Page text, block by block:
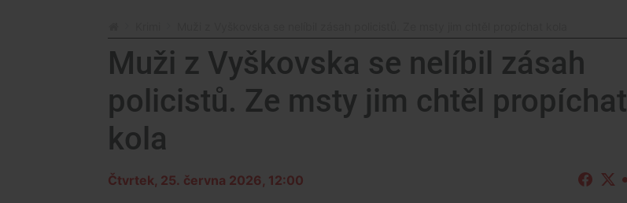
Muži z Vyškovska se nelíbil zásah
policistů. Ze msty jim chtěl propíchat
kola
Čtvrtek, 25. června 2026, 12:00